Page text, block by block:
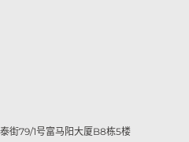
街79/1号富马阳大厦B8栋5楼